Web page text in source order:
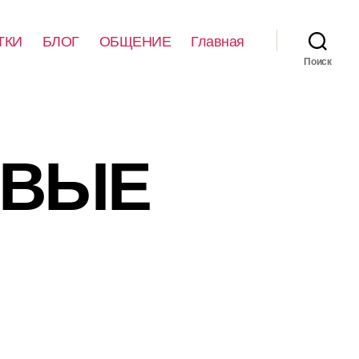
БЛОГ ОБЩЕНИЕ Главная
Поиск